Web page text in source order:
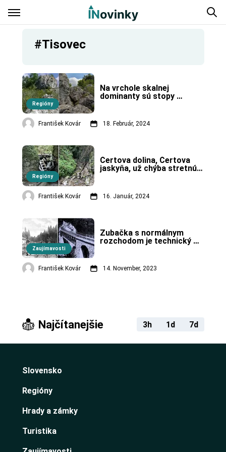
#Tisovec
Regióny
Na vrchole skalnej
dominanty sú stopy
hradu.
František Kovár 18. Február, 2024
Regióny
Čertova dolina, Čertova
jaskyňa, už chýba stretnúť
František Kovár 16. Január, 2024
Zaujímavosti
Zubačka s normálnym
rozchodom je technický
František Kovár 14. November, 2023
Najčítanejšie 3h 1d 7d
Slovensko
Regióny
Hrady a zámky
Turistika